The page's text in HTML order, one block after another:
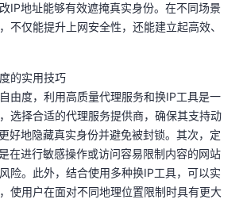
IP地址能够有效遮掩真实身份。在不同场景
不仅能提升上网安全性，还能建立起高效、
的实用技巧
由度，利用高质量代理服务和换IP工具是一
选择合适的代理服务提供商，确保其支持动
好地隐藏真实身份并避免被封锁。其次，定
在进行敏感操作或访问容易限制内容的网站
险。此外，结合使用多种换IP工具，可以实
使用户在面对不同地理位置限制时具有更大